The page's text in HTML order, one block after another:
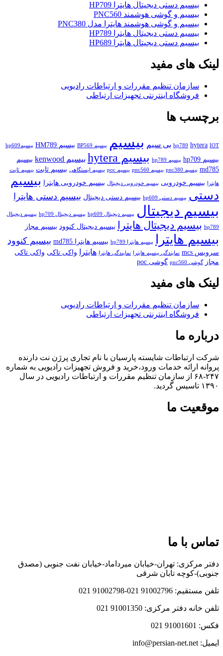
بیسیم دستی دیجیتال هایترا HP709
بیسیم و گوشی هوشمند PNC560
بیسیم و گوشی هوشمند هایترا مدل PNC380
بیسیم دستی دیجیتال هایترا HP789
بیسیم دستی دیجیتال هایترا HP689
لینک های مفید
سازمان تنظیم مقررات و ارتباطات رادیویی
فروشگاه اینترنتی تجهیزات ارتباطی
برچسب ها
hp789 hytera IOT بی سیم بیسیم بیسیم BP569 بیسیم HM789 بیسیمhp609
بیسیم hp709 بیسیم hp789 بیسیم hytera بیسیم kenwood
بیسیم
md785 بیسیم pnc380 بیسیم pnc560 بیسیم poc بیسیم ایستگاهی بیسیم ثابت بیسیم ثابت
هایترا بیسیم خودرویی بیسیم خودرویی دیجیتال بیسیم خودرویی هایترا
بیسیم
دستی بیسیم دستی hp609 بیسیم دستی دیجیتال بیسیم دستی هایترا
بیسیم دیجیتال بیسیم دیجیتال hp609 بیسیم دیجیتال hp709 بیسیم دیجیتال
hp789 بیسیم دیجیتال هایترا بیسیم دیجیتال کنوود بیسیم مجاز
بیسیم هایترا بیسیم هایترا hp789 بیسیم هایترا md785 بیسیم کنوود
سرویس mcs نمایندگی بیسیم هایترا نمایندگی هایترا هایترا واکی تاکی واکی تاکی
مجاز
گوشی pnc560 گوشی poc
لینک های مفید
سازمان تنظیم مقررات و ارتباطات رادیویی
فروشگاه اینترنتی تجهیزات ارتباطی
درباره ما
شرکت ارتباطات شایسته پارسیان با نام تجاری پرژن نت دارنده
پروانه ارائه خدمات ورود،خرید و فروش تجهیزات رادیویی به شماره
۲۴۷-۶۸ از سازمان تنظیم مقررات و ارتباطات رادیویی در سال
۱۳۹۰ تاسیس گردید.
موقعیت ما
تماس با ما
دفتر مرکزی: تهران-خیابان میرداماد-خیابان نفت جنوبی (مصدق
جنوبی)-کوچه تابان شرقی
تلفن مستقیم: 91002796 021-91002798 021
تلفن خانه دفتر مرکزی: 91001350 021
فکس: 91001601 021
ایمیل: info@persian-net.net